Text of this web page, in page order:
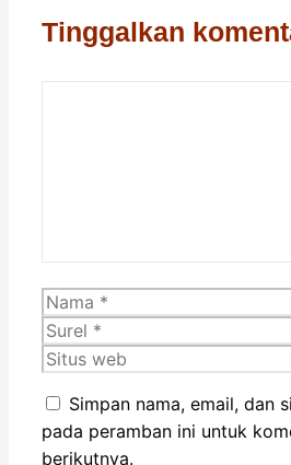
Tinggalkan
Nama
Simpan nama, email, dan
pada peramban ini untuk
berikutnya.